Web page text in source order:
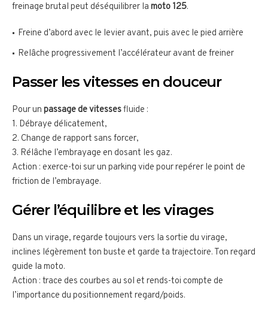
freinage brutal peut déséquilibrer la moto 125.
Freine d’abord avec le levier avant, puis avec le pied arrière
Relâche progressivement l’accélérateur avant de freiner
Passer les vitesses en douceur
Pour un passage de vitessesfluide :
1. Débraye délicatement,
2. Change de rapport sans forcer,
3. Rélâche l’embrayage en dosant les gaz.
Action : exerce-toi sur un parking vide pour repérer le point de
friction de l’embrayage.
Gérer l’équilibre et les virages
Dans un virage, regarde toujours vers la sortie du virage,
inclines légèrement ton buste et garde ta trajectoire. Ton regard
guide la moto.
Action : trace des courbes au sol et rends-toi compte de
l’importance du positionnement regard/poids.